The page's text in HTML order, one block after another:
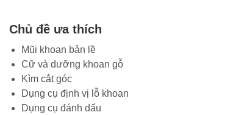
Chủ đề ưa thích
Mũi khoan bản lề
Cữ và dưỡng khoan gỗ
Kìm cắt góc
Dụng cụ định vị lỗ khoan
Dụng cụ đánh dấu